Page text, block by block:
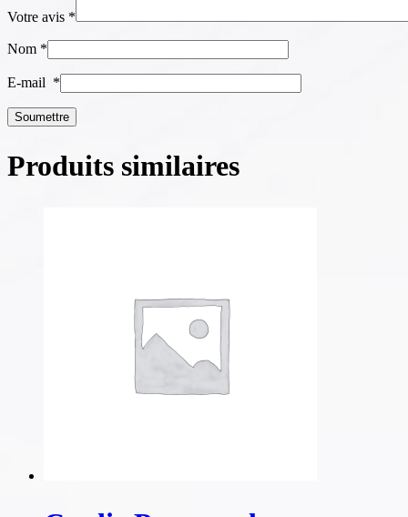
Votre avis *
Nom *
E-mail *
Produits similaires